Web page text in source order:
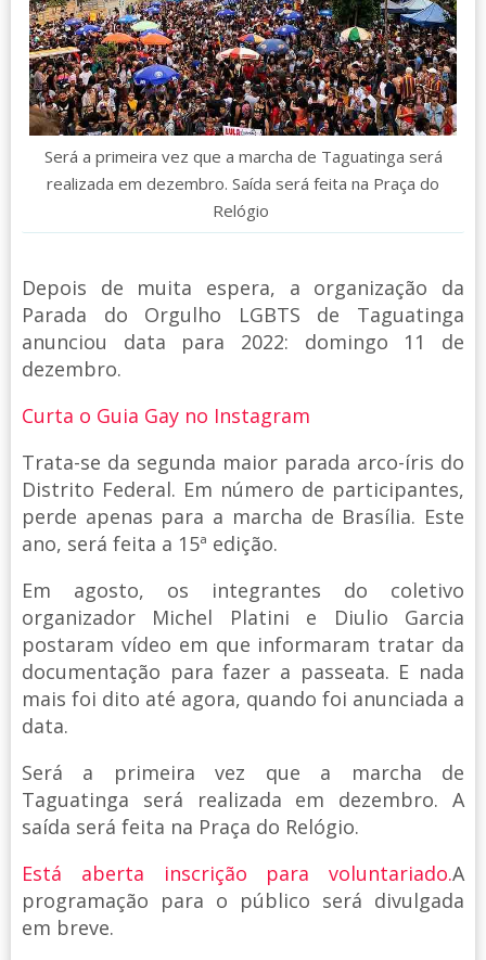
Será a primeira vez que a marcha de Taguatinga será
realizada em dezembro. Saída será feita na Praça do
Relógio
Depois de muita espera, a organização da
Parada do Orgulho LGBTS de Taguatinga
anunciou data para 2022: domingo 11 de
dezembro.
Curta o Guia Gay no Instagram
Trata-se da segunda maior parada arco-íris do
Distrito Federal. Em número de participantes,
perde apenas para a marcha de Brasília. Este
ano, será feita a 15ª edição.
Em agosto, os integrantes do coletivo
organizador Michel Platini e Diulio Garcia
postaram vídeo em que informaram tratar da
documentação para fazer a passeata. E nada
mais foi dito até agora, quando foi anunciada a
data.
Será a primeira vez que a marcha de
Taguatinga será realizada em dezembro. A
saída será feita na Praça do Relógio.
Está aberta inscrição para voluntariado.A
programação para o público será divulgada
em breve.